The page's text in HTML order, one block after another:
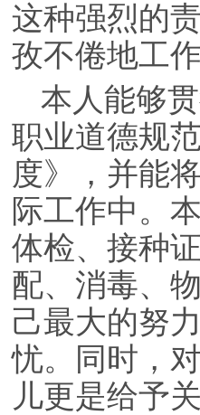
这种强烈的
孜不倦地工
本人能够
职业道德规
度》，并能
际工作中。
体检、接种
配、消毒、
己最大的努
忧。同时，
儿更是给予